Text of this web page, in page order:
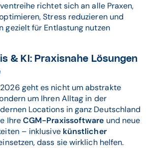
richtet sich an alle Praxen,
Stress reduzieren und
gezielt für Entlastung nutzen
& KI: Praxisnahe Lösungen
geht es nicht um abstrakte
um Ihren Alltag in der
Locations in ganz Deutschland
IhreCGM-Praxissoftware und neue
– inklusive künstlicher
dass sie wirklich helfen.